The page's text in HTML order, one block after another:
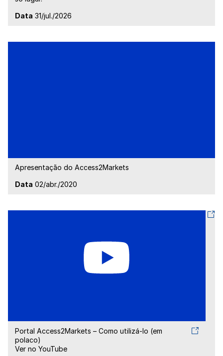
Data 31/jul./2026
Apresentação do Access2Markets
Data 02/abr./2020
Portal Access2Markets – Como utilizá-lo (em
polaco)
Ver no YouTube